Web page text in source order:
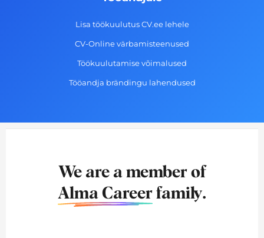
Lisa töökuulutus CV.ee lehele
CV-Online värbamisteenused
Töökuulutamise võimalused
Tööandja brändingu lahendused
We are a member of
Alma Career family.